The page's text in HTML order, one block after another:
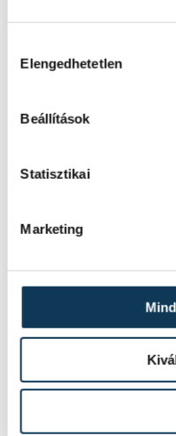
Elengedhetetlen
Beállítások
Statisztikai
Marketing
Rendhagyó
csapódott a
felső
szemmel nem
azonban
Rekordok
Rá sem
rekordokat
legforróbb
Egyesült
mértek,